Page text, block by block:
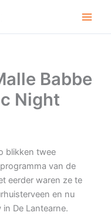
Babbe
Night
blikken twee
van de
eerder waren ze te
en nu
De Lantearne.